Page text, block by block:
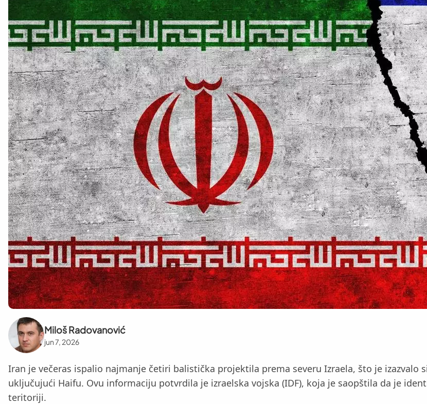
Miloš Radovanović
jun 7, 2026
Iran je večeras ispalio najmanje četiri balistička projektila prema severu Izraela, što je izazvalo
uključujući Haifu. Ovu informaciju potvrdila je izraelska vojska (IDF), koja je saopštila da je
teritoriji.